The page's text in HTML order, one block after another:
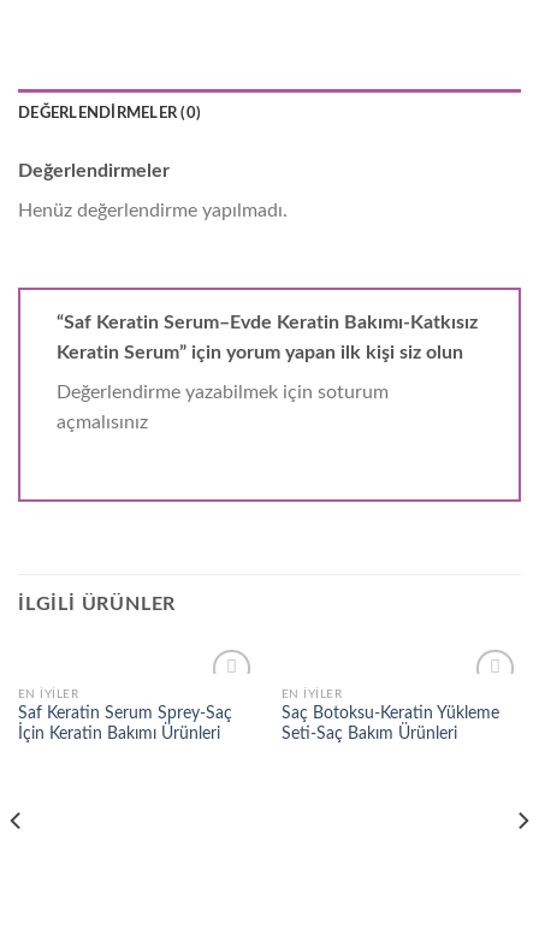
DEĞERLENDIRMELER (0)
Değerlendirmeler
Henüz değerlendirme yapılmadı.
“Saf Keratin Serum–Evde Keratin Bakımı-Katkısız
Keratin Serum” için yorum yapan ilk kişi siz olun
Değerlendirme yazabilmek için soturum
açmalısınız
İLGILI ÜRÜNLER
Add to
wishlist
EN İYILER
Saf Keratin Serum Sprey-Saç
İçin Keratin Bakımı Ürünleri
Add to
wishlist
EN İYILER
Saç Botoksu-Keratin Yükleme
Seti-Saç Bakım Ürünleri